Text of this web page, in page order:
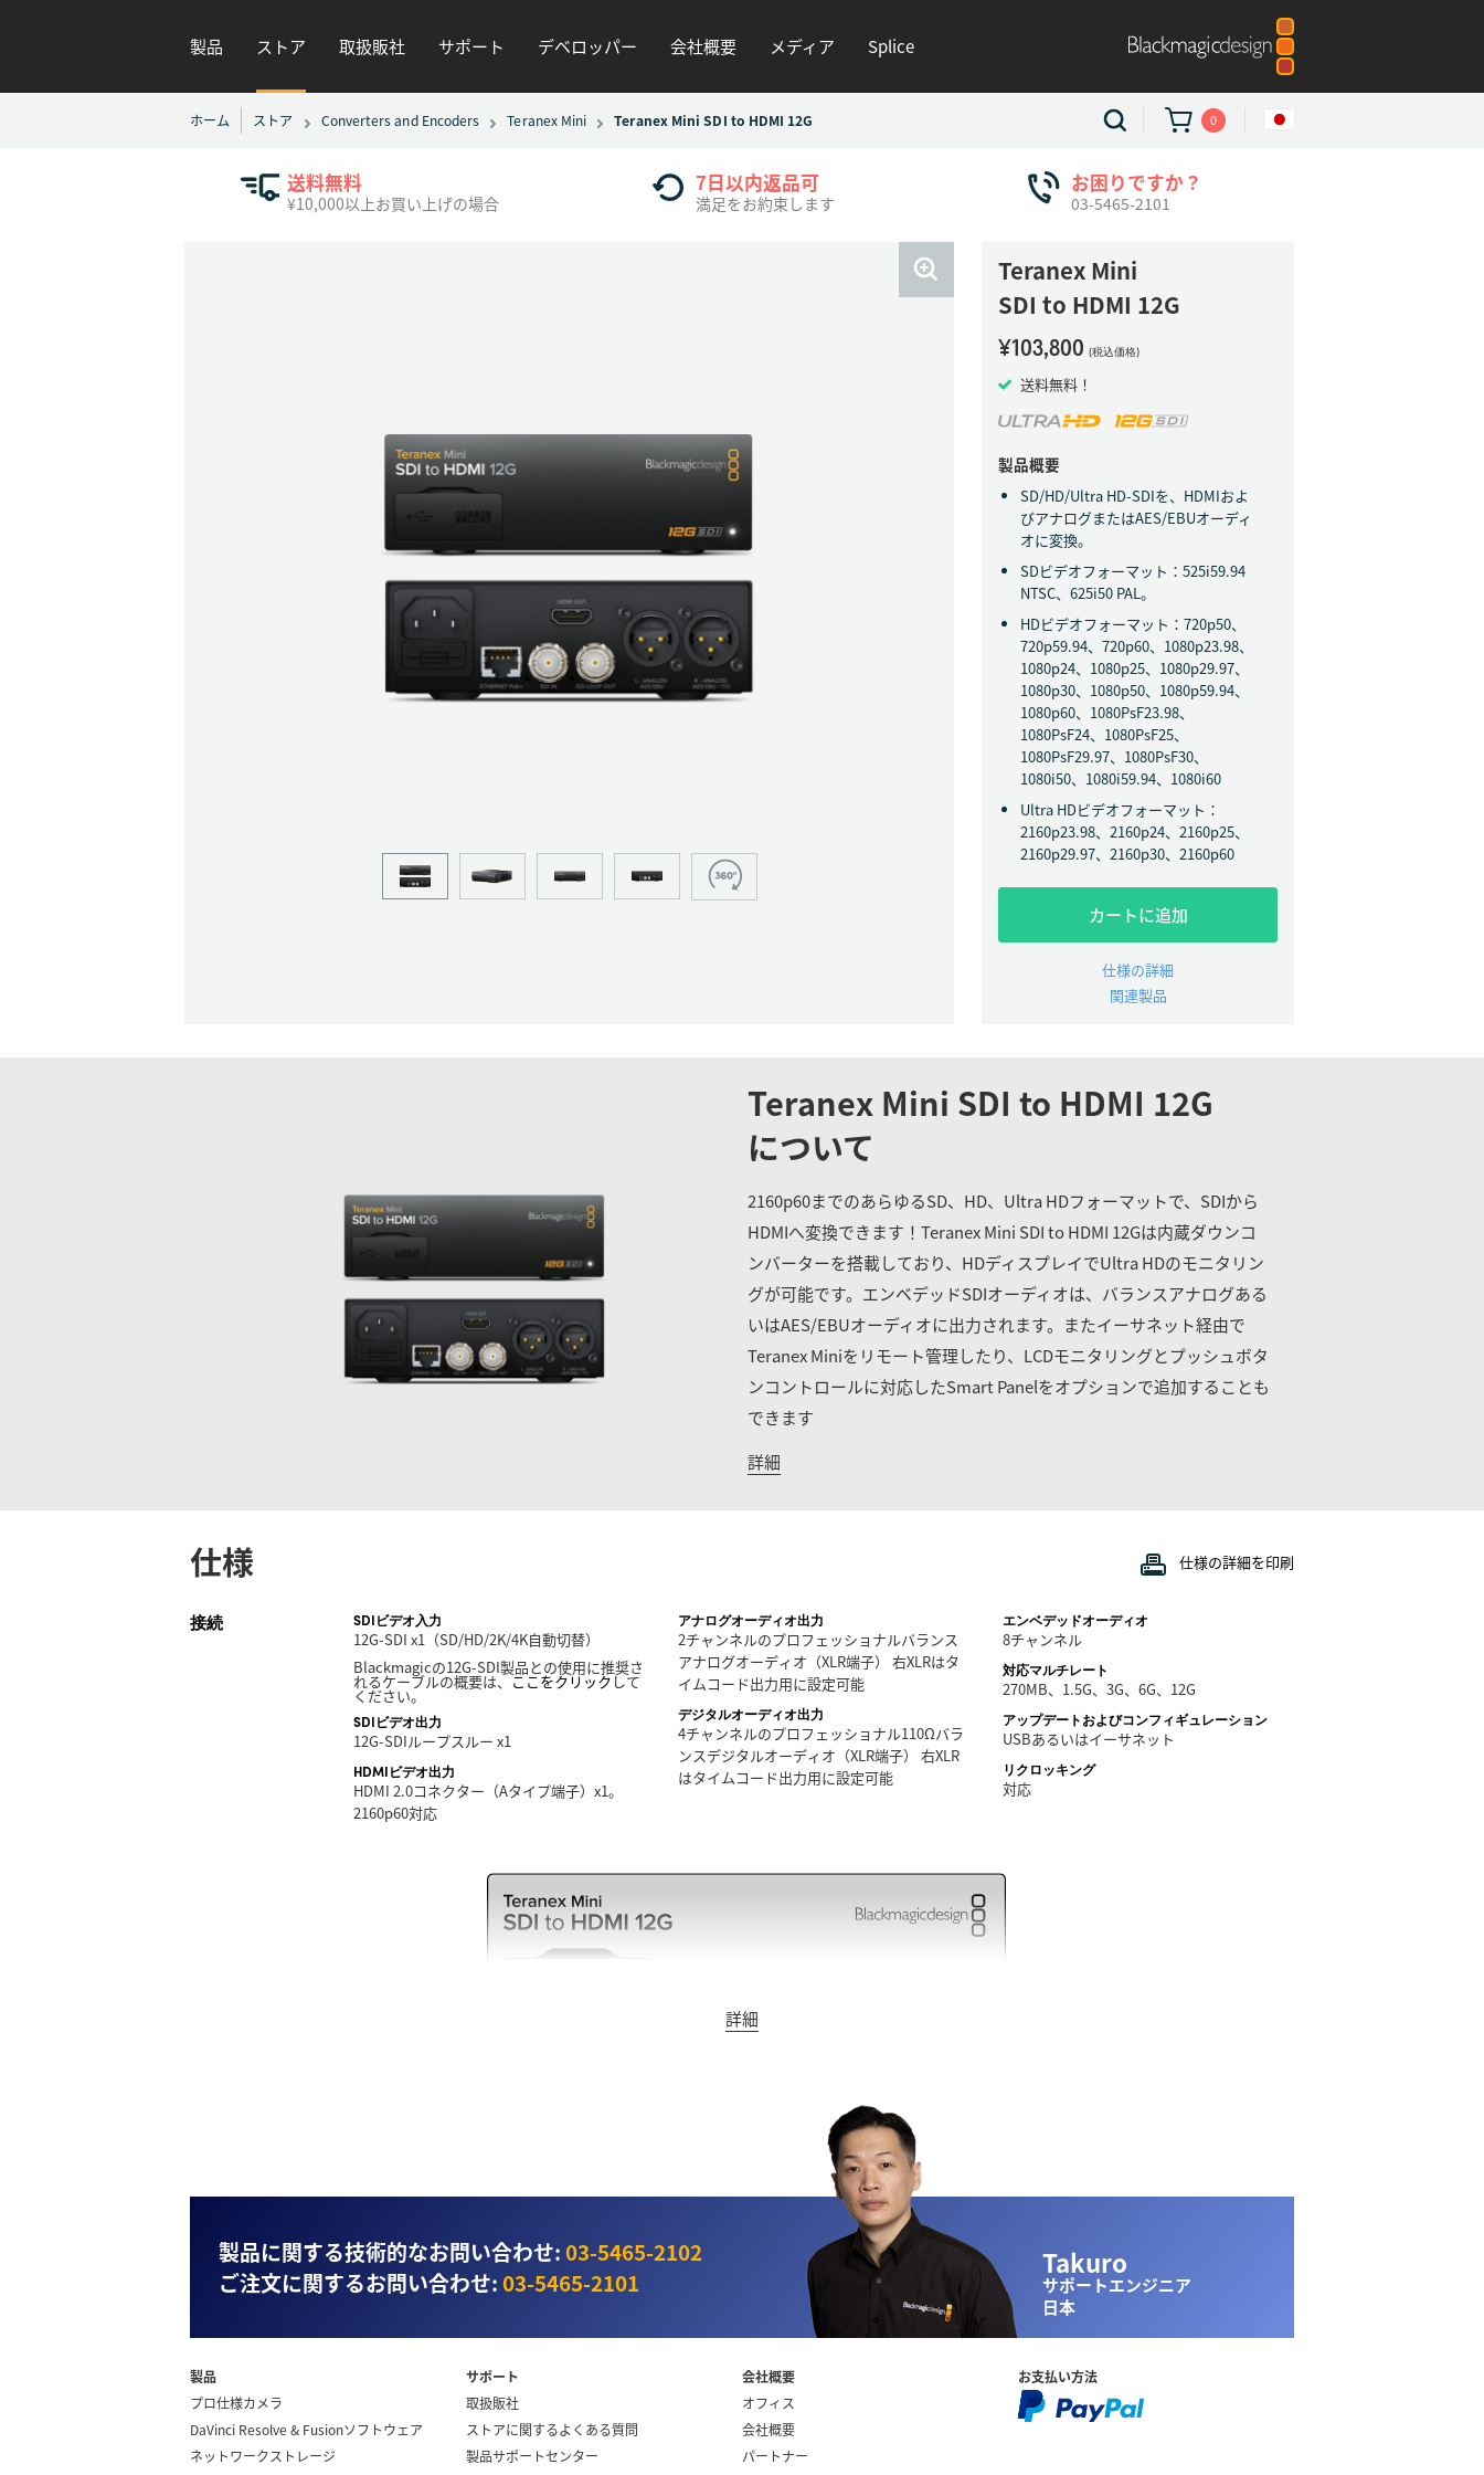
製品 ストア 取扱販社 サポート デベロッパー 会社概要 メディア Splice
0
ホーム ストア Converters and Encoders Teranex Mini Teranex Mini SDI to HDMI 12G
送料無料
¥10,000以上お買い上げの場合
7日以内返品可
満足をお約束します
お困りですか？
03-5465-2101
Teranex Mini
SDI to HDMI 12G
¥103,800(税込価格)
送料無料！
製品概要
SD/HD/Ultra HD-SDIを、HDMIおよ
びアナログまたはAES/EBUオーディ
オに変換。
SDビデオフォーマット：525i59.94
NTSC、625i50 PAL。
HDビデオフォーマット：720p50、
720p59.94、720p60、1080p23.98、
1080p24、1080p25、1080p29.97、
1080p30、1080p50、1080p59.94、
1080p60、1080PsF23.98、
1080PsF24、1080PsF25、
1080PsF29.97、1080PsF30、
1080i50、1080i59.94、1080i60
Ultra HDビデオフォーマット：
2160p23.98、2160p24、2160p25、
2160p29.97、2160p30、2160p60
カートに追加
仕様の詳細
関連製品
Teranex Mini SDI to HDMI 12G
について
2160p60までのあらゆるSD、HD、Ultra HDフォーマットで、SDIから
HDMIへ変換できます！Teranex Mini SDI to HDMI 12Gは内蔵ダウンコ
ンバーターを搭載しており、HDディスプレイでUltra HDのモニタリン
グが可能です。エンベデッドSDIオーディオは、バランスアナログある
いはAES/EBUオーディオに出力されます。またイーサネット経由で
Teranex Miniをリモート管理したり、LCDモニタリングとプッシュボタ
ンコントロールに対応したSmart Panelをオプションで追加することも
できます
詳細
仕様 仕様の詳細を印刷
接続 SDIビデオ入力
12G-SDI x1（SD/HD/2K/4K自動切替）
Blackmagicの12G-SDI製品との使用に推奨さ
れるケーブルの概要は、ここをクリックして
ください。
SDIビデオ出力
12G-SDIループスルー x1
HDMIビデオ出力
HDMI 2.0コネクター（Aタイプ端子）x1。
2160p60対応
アナログオーディオ出力
2チャンネルのプロフェッショナルバランス
アナログオーディオ（XLR端子） 右XLRはタ
イムコード出力用に設定可能
デジタルオーディオ出力
4チャンネルのプロフェッショナル110Ωバラ
ンスデジタルオーディオ（XLR端子） 右XLR
はタイムコード出力用に設定可能
エンベデッドオーディオ
8チャンネル
対応マルチレート
270MB、1.5G、3G、6G、12G
アップデートおよびコンフィギュレーション
USBあるいはイーサネット
リクロッキング
対応
詳細
製品に関する技術的なお問い合わせ:03‑5465‑2102
ご注文に関するお問い合わせ:03‑5465‑2101
Takuro
サポートエンジニア
日本
製品
プロ仕様カメラ
DaVinci Resolve & Fusionソフトウェア
ネットワークストレージ
サポート
取扱販社
ストアに関するよくある質問
製品サポートセンター
会社概要
オフィス
会社概要
パートナー
お支払い方法